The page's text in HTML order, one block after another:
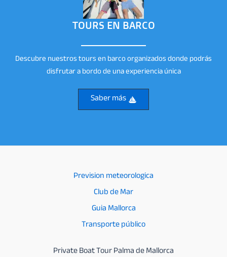
TOURS EN BARCO
Descubre nuestros tours en barco organizados donde podrás
disfrutar a bordo de una experiencia única
Saber más
Prevision meteorologica
Club de Mar
Guia Mallorca
Transporte público
Private Boat Tour Palma de Mallorca